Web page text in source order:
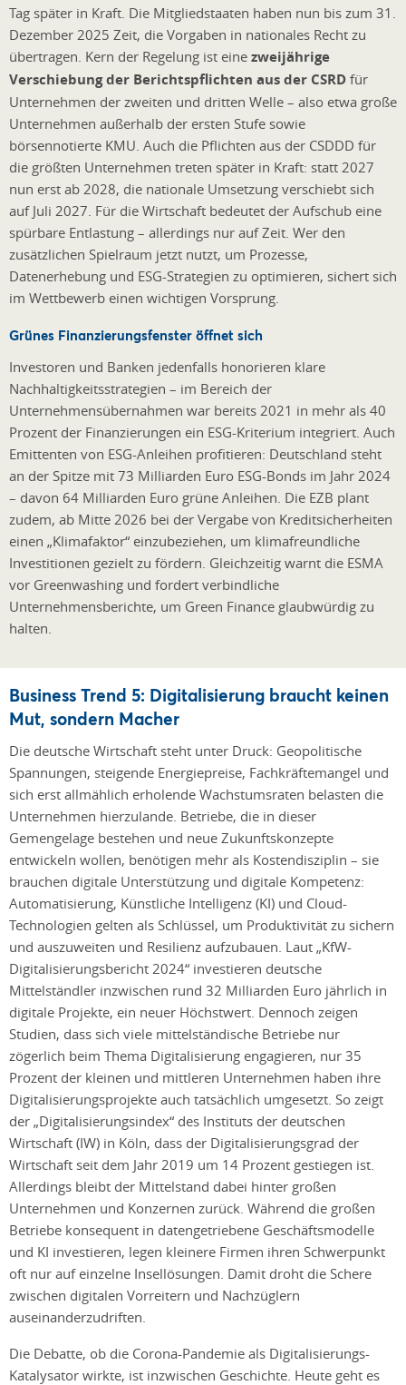
Tag später in Kraft. Die Mitgliedstaaten haben nun bis zum 31.
Dezember 2025 Zeit, die Vorgaben in nationales Recht zu
übertragen. Kern der Regelung ist eine zweijährige
Verschiebung der Berichtspflichten aus der CSRD für
Unternehmen der zweiten und dritten Welle – also etwa große
Unternehmen außerhalb der ersten Stufe sowie
börsennotierte KMU. Auch die Pflichten aus der CSDDD für
die größten Unternehmen treten später in Kraft: statt 2027
nun erst ab 2028, die nationale Umsetzung verschiebt sich
auf Juli 2027. Für die Wirtschaft bedeutet der Aufschub eine
spürbare Entlastung – allerdings nur auf Zeit. Wer den
zusätzlichen Spielraum jetzt nutzt, um Prozesse,
Datenerhebung und ESG-Strategien zu optimieren, sichert sich
im Wettbewerb einen wichtigen Vorsprung.
Grünes Finanzierungsfenster öffnet sich
Investoren und Banken jedenfalls honorieren klare
Nachhaltigkeitsstrategien – im Bereich der
Unternehmensübernahmen war bereits 2021 in mehr als 40
Prozent der Finanzierungen ein ESG-Kriterium integriert. Auch
Emittenten von ESG-Anleihen profitieren: Deutschland steht
an der Spitze mit 73 Milliarden Euro ESG-Bonds im Jahr 2024
– davon 64 Milliarden Euro grüne Anleihen. Die EZB plant
zudem, ab Mitte 2026 bei der Vergabe von Kreditsicherheiten
einen „Klimafaktor“ einzubeziehen, um klimafreundliche
Investitionen gezielt zu fördern. Gleichzeitig warnt die ESMA
vor Greenwashing und fordert verbindliche
Unternehmensberichte, um Green Finance glaubwürdig zu
halten.
Business Trend 5: Digitalisierung braucht keinen
Mut, sondern Macher
Die deutsche Wirtschaft steht unter Druck: Geopolitische
Spannungen, steigende Energiepreise, Fachkräftemangel und
sich erst allmählich erholende Wachstumsraten belasten die
Unternehmen hierzulande. Betriebe, die in dieser
Gemengelage bestehen und neue Zukunftskonzepte
entwickeln wollen, benötigen mehr als Kostendisziplin – sie
brauchen digitale Unterstützung und digitale Kompetenz:
Automatisierung, Künstliche Intelligenz (KI) und Cloud-
Technologien gelten als Schlüssel, um Produktivität zu sichern
und auszuweiten und Resilienz aufzubauen. Laut „KfW-
Digitalisierungsbericht 2024“ investieren deutsche
Mittelständler inzwischen rund 32 Milliarden Euro jährlich in
digitale Projekte, ein neuer Höchstwert. Dennoch zeigen
Studien, dass sich viele mittelständische Betriebe nur
zögerlich beim Thema Digitalisierung engagieren, nur 35
Prozent der kleinen und mittleren Unternehmen haben ihre
Digitalisierungsprojekte auch tatsächlich umgesetzt. So zeigt
der „Digitalisierungsindex“ des Instituts der deutschen
Wirtschaft (IW) in Köln, dass der Digitalisierungsgrad der
Wirtschaft seit dem Jahr 2019 um 14 Prozent gestiegen ist.
Allerdings bleibt der Mittelstand dabei hinter großen
Unternehmen und Konzernen zurück. Während die großen
Betriebe konsequent in datengetriebene Geschäftsmodelle
und KI investieren, legen kleinere Firmen ihren Schwerpunkt
oft nur auf einzelne Insellösungen. Damit droht die Schere
zwischen digitalen Vorreitern und Nachzüglern
auseinanderzudriften.
Die Debatte, ob die Corona-Pandemie als Digitalisierungs-
Katalysator wirkte, ist inzwischen Geschichte. Heute geht es